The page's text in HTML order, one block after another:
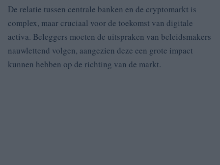
De relatie tussen centrale banken en de cryptomarkt is
complex, maar cruciaal voor de toekomst van digitale
activa. Beleggers moeten de uitspraken van beleidsmakers
nauwlettend volgen, aangezien deze een grote impact
kunnen hebben op de richting van de markt.